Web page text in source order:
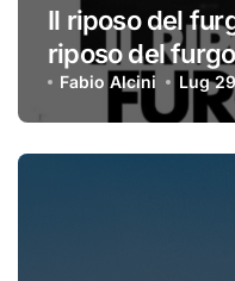
Il riposo del
riposo del
recensione
Fabio Alcini Lug